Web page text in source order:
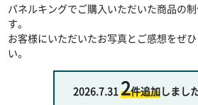
パネルキングでご購入いただいた商品の
す。
お客様にいただいたお写真とご感想をぜ
い。
2026.7.312件追加しまし